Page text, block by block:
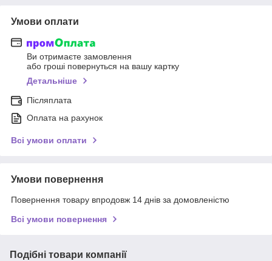
Умови оплати
Ви отримаєте замовлення
або гроші повернуться на вашу картку
Детальніше
Післяплата
Оплата на рахунок
Всі умови оплати
Умови повернення
Повернення товару впродовж 14 днів за домовленістю
Всі умови повернення
Подібні товари компанії